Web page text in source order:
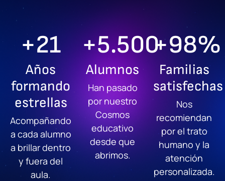
+21
Años
formando
estrellas
Acompañando
a cada alumno
a brillar dentro
y fuera del
aula.
+5.500
Alumnos
Han pasado
por nuestro
Cosmos
educativo
desde que
abrimos.
+98%
Familias
satisfechas
Nos
recomiendan
por el trato
humano y la
atención
personalizada.